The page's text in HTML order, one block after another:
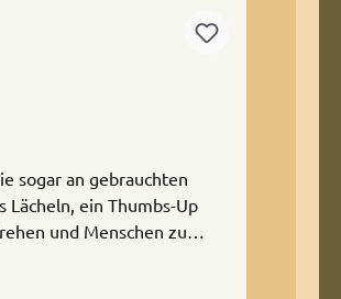
sogar an gebrauchten
ein Thumbs-Up
und Menschen zu
Funktionen bei Mensch